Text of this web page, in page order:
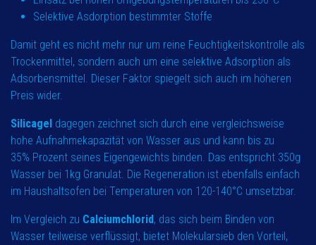
Selektive Asdorption bestimmter Stoffe
Damit geht es nicht mehr nur um reine Feuchtigkeitskontrolle als
Trockenmittel, sondern auch um eine selektive Adsorption als
Adsorbensmittel. Dieser Faktor spiegelt sich auch im höheren
Preis wider.
Silicagel dagegen zeichnet sich durch eine vergleichsweise
hohe Aufnahmekapazität von Wasser aus und kann bis zu
35% Prozent seines Eigengewichts binden. Das entspricht 350g
Wasser bei 1kg Granulat. Die Regeneration ist ebenfalls einfach
im Haushaltsofen bei Temperaturen von 120-140°C umsetzbar.
Im Vergleich zu Calciumchlorid, das sich beim Binden von
Wasser teilweise verflüssigt, bietet Molekularsieb den Vorteil,